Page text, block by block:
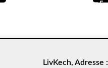
LivKech, Adresse :